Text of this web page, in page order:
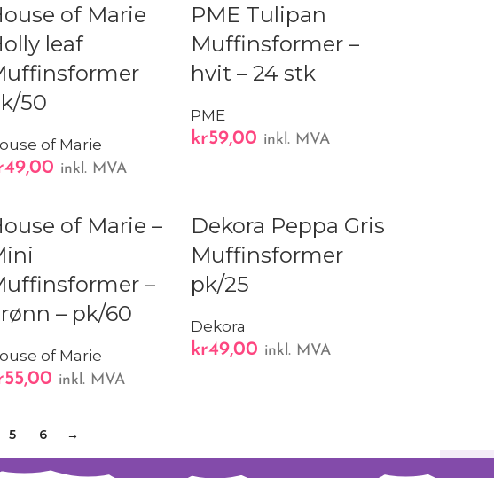
of Marie
leaf
50
of Marie
49,00 inkl. MVA
PME Tulipan
Muffinsformer –
hvit – 24 stk
PME
kr59,00 inkl. MVA
of Marie –
–
– pk/60
of Marie
55,00 inkl. MVA
Dekora Peppa Gris
Muffinsformer
pk/25
Dekora
kr49,00 inkl. MVA
5 6 →